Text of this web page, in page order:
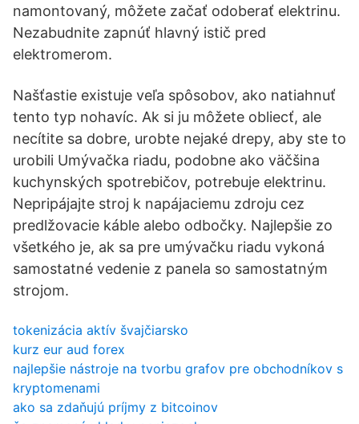
namontovaný, môžete začať odoberať elektrinu.
Nezabudnite zapnúť hlavný istič pred
elektromerom.
Našťastie existuje veľa spôsobov, ako natiahnuť
tento typ nohavíc. Ak si ju môžete obliecť, ale
necítite sa dobre, urobte nejaké drepy, aby ste to
urobili Umývačka riadu, podobne ako väčšina
kuchynských spotrebičov, potrebuje elektrinu.
Nepripájajte stroj k napájaciemu zdroju cez
predlžovacie káble alebo odbočky. Najlepšie zo
všetkého je, ak sa pre umývačku riadu vykoná
samostatné vedenie z panela so samostatným
strojom.
tokenizácia aktív švajčiarsko
kurz eur aud forex
najlepšie nástroje na tvorbu grafov pre obchodníkov s
kryptomenami
ako sa zdaňujú príjmy z bitcoinov